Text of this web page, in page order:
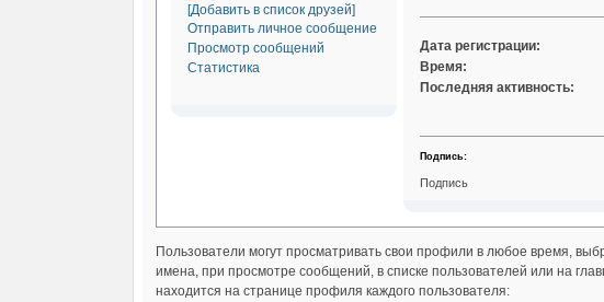
[Добавить в список друзей]
Отправить личное сообщение
Просмотр сообщений
Статистика
Дата регистрации:
Время:
Последняя активность:
Подпись:
Подпись
Пользователи могут просматривать свои профили в любое время,
имена, при просмотре сообщений, в списке пользователей или на
находится на странице профиля каждого пользователя: